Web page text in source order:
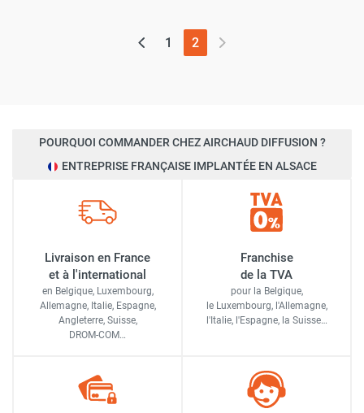
1 2(page actuelle)
POURQUOI COMMANDER CHEZ AIRCHAUD DIFFUSION ?
ENTREPRISE FRANÇAISE IMPLANTÉE EN ALSACE
Livraison en France
et à l'international
en Belgique, Luxembourg,
Allemagne, Italie, Espagne,
Angleterre, Suisse,
DROM-COM…
Franchise
de la TVA
pour la Belgique,
le Luxembourg, l'Allemagne,
l'Italie, l'Espagne, la Suisse…